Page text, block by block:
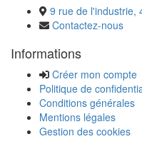
9 rue de l'industrie,
Contactez-nous
Informations
Créer mon compte
Politique de
Conditions générales
Mentions légales
Gestion des cookies